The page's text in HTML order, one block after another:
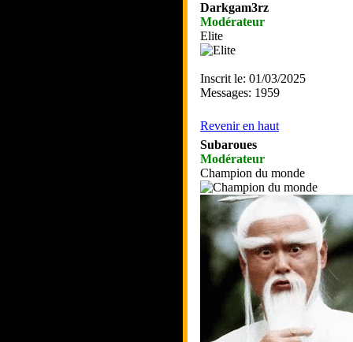
Darkgam3rz
Modérateur
Elite
Inscrit le: 01/03/2025
Messages: 1959
Revenir en haut
Subaroues
Modérateur
Champion du monde